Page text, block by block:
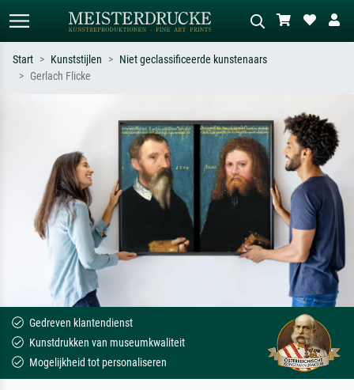
Monet, Sterrennacht, impressionisme,
Hokusai-golf, naakt.
Beschrijf de scène – bijv. groene
weide, abstract met veel rood, donker
olieverfschilderij, staand naakt naast
een boom.
Start Kunststijlen
Niet geclassificeerde kunstenaars
Gerlach Flicke
Gedreven klantendienst
Kunstdrukken van museumkwaliteit
Mogelijkheid tot personaliseren